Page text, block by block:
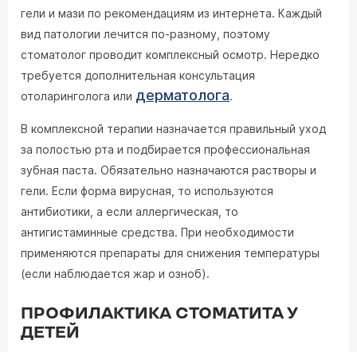
гели и мази по рекомендациям из интернета. Каждый
вид патологии лечится по-разному, поэтому
стоматолог проводит комплексный осмотр. Нередко
требуется дополнительная консультация
отоларинголога или дерматолога.
В комплексной терапии назначается правильный уход
за полостью рта и подбирается профессиональная
зубная паста. Обязательно назначаются растворы и
гели. Если форма вирусная, то используются
антибиотики, а если аллергическая, то
антигистаминные средства. При необходимости
применяются препараты для снижения температуры
(если наблюдается жар и озноб).
ПРОФИЛАКТИКА СТОМАТИТА У
ДЕТЕЙ